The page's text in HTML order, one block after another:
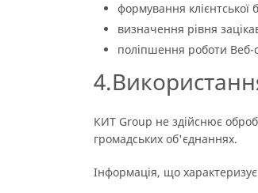
формування клієнтської
визначення рівня
поліпшення роботи Веб-
КИТ Group не здійснює
громадських об'єднаннях.
Інформація, що характеризує